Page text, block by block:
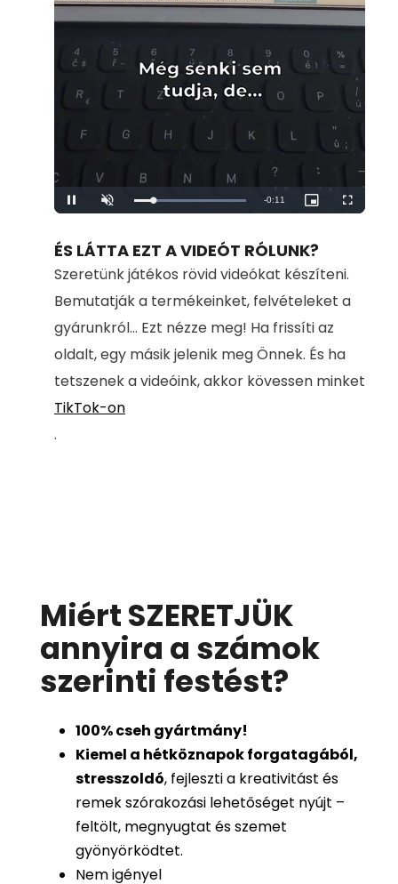
Pause Unmute Loaded:
100.00%
Remaining
-0:11
Picture-
in-
Fullscreen
ÉS LÁTTA EZT A VIDEÓT RÓLUNK?
Szeretünk játékos rövid videókat készíteni.
Bemutatják a termékeinket, felvételeket a
gyárunkról... Ezt nézze meg! Ha frissíti az
oldalt, egy másik jelenik meg Önnek. És ha
tetszenek a videóink, akkor kövessen minket
TikTok-on
.
Miért SZERETJÜK
annyira a számok
szerinti festést?
100%cseh gyártmány!
Kiemel a hétköznapok forgatagából,
stresszoldó, fejleszti a kreativitást és
remek szórakozási lehetőséget nyújt –
feltölt, megnyugtat és szemet
gyönyörködtet.
Nem igényel